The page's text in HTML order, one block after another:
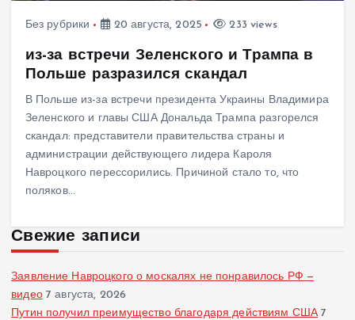
Без рубрики 20 августа, 2025 233 views
из-за встречи Зеленского и Трампа в
Польше разразился скандал
В Польше из-за встречи президента Украины Владимира
Зеленского и главы США Дональда Трампа разгорелся
скандал: представители правительства страны и
администрации действующего лидера Кароля
Навроцкого перессорились. Причиной стало то, что
поляков…
Свежие записи
Заявление Навроцкого о москалях не понравилось РФ —
видео 7 августа, 2026
Путин получил преимущество благодаря действиям США 7